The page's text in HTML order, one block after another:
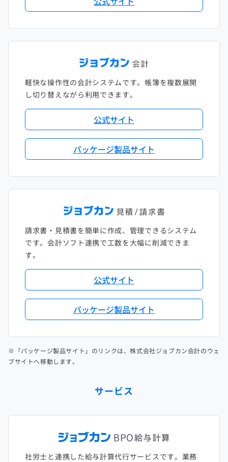
軽快な操作性の会計システムです。帳簿を複数展開
し切り替えながら利用できます。
公式サイト
パッケージ製品サイト
請求書・見積書を簡単に作成、管理できるシステム
です。会計ソフト連携で工数を大幅に削減できま
す。
公式サイト
パッケージ製品サイト
※「パッケージ製品サイト」のリンクは、株式会社ジョブカン会計のウェ
ブサイトへ移動します。
サービス
社労士と連携した給与計算代行サービスです。業務